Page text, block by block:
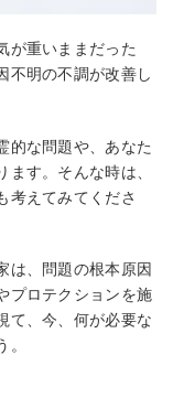
が重いままだった
不明の不調が改善し
的な問題や、あなた
す。そんな時は、
考えてみてくださ
は、問題の根本原因
プロテクションを施
て、今、何が必要な